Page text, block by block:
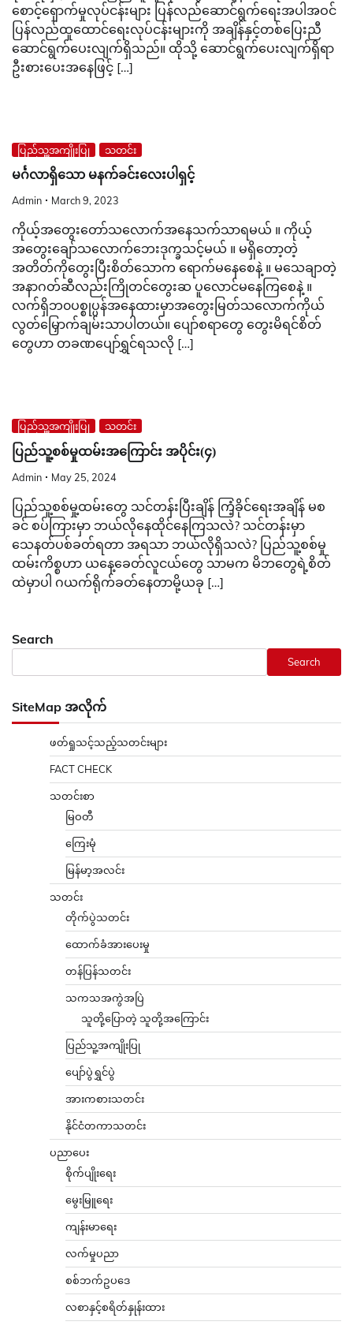
စောင့်ရှောက်မှုလုပ်ငန်းများ ပြန်လည်ဆောင်ရွက်ရေးအပါအဝင်
ပြန်လည်ထူထောင်ရေးလုပ်ငန်းများကို အချိန်နှင့်တစ်ပြေးညီ
ဆောင်ရွက်ပေးလျက်ရှိသည်။ ထိုသို့ ဆောင်ရွက်ပေးလျက်ရှိရာ
ဦးစားပေးအနေဖြင့် […]
ပြည်သူ့အကျိုးပြု သတင်း
မင်္ဂလာရှိသော မနက်ခင်းလေးပါရှင့်
Admin March 9, 2023
ကိုယ့်အတွေးတော်သလောက်အနေသက်သာရမယ် ။ ကိုယ့်
အတွေးချော်သလောက်ဘေးဒုက္ခသင့်မယ် ။ မရှိတော့တဲ့
အတိတ်ကိုတွေးပြီးစိတ်သောက ရောက်မနေစေနဲ့ ။ မသေချာတဲ့
အနာဂတ်ဆီလည်းကြိုတင်တွေးဆ ပူလောင်မနေကြစေနဲ့ ။
လက်ရှိဘ၀ပစ္စုပ္ပန်အနေထားမှာအတွေးမြတ်သလောက်ကိုယ်
လွတ်မြှောက်ချမ်းသာပါတယ်။ ပျော်စရာတွေ တွေးမိရင်စိတ်
တွေဟာ တခဏပျော်ရွှင်ရသလို […]
ပြည်သူ့အကျိုးပြု သတင်း
ပြည်သူ့စစ်မှုထမ်းအကြောင်း အပိုင်း(၄)
Admin May 25, 2024
ပြည်သူ့စစ်မှု့ထမ်းတွေ သင်တန်းပြီးချိန် ကြံ့ခိုင်ရေးအချိန် မစ
ခင် စပ်ကြားမှာ ဘယ်လိုနေထိုင်နေကြသလဲ? သင်တန်းမှာ
သေနတ်ပစ်ခတ်ရတာ အရသာ ဘယ်လိုရှိသလဲ? ပြည်သူ့စစ်မှု
ထမ်းကိစ္စဟာ ယနေ့ခေတ်လူငယ်တွေ သာမက မိဘတွေရဲ့စိတ်
ထဲမှာပါ ဂယက်ရိုက်ခတ်နေတာမို့ယခု […]
Search
Search
SiteMap အလိုက်
ဖတ်ရှုသင့်သည့်သတင်းများ
FACT CHECK
သတင်းစာ
မြဝတီ
ကြေးမုံ
မြန်မာ့အလင်း
သတင်း
တိုက်ပွဲသတင်း
ထောက်ခံအားပေးမှု
တန်ပြန်သတင်း
သကသအကွဲအပြဲ
သူတို့ပြောတဲ့ သူတို့အကြောင်း
ပြည်သူ့အကျိုးပြု
ပျော်ပွဲရွှင်ပွဲ
အားကစားသတင်း
နိုင်ငံတကာသတင်း
ပညာပေး
စိုက်ပျိုးရေး
မွေးမြူရေး
ကျန်းမာရေး
လက်မှုပညာ
စစ်ဘက်ဥပဒေ
လစာနှင့်စရိတ်နှုန်းထား